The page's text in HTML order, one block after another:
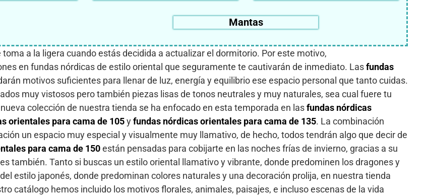
Mantas
a la ligera cuando estás decidida a actualizar el dormitorio. Por este motivo,
en fundas nórdicas de estilo oriental que seguramente te cautivarán de inmediato. Lasfundas
motivos suficientes para llenar de luz, energía y equilibrio ese espacio personal que tanto cuidas.
muy vistosos pero también piezas lisas de tonos neutrales y muy naturales, sea cual fuere tu
colección de nuestra tienda se ha enfocado en esta temporada en lasfundas nórdicas
orientales para cama de 105yfundas nórdicas orientales para cama de 135. La combinación
un espacio muy especial y visualmente muy llamativo, de hecho, todos tendrán algo que decir de
para cama de 150están pensadas para cobijarte en las noches frías de invierno, gracias a su
también. Tanto si buscas un estilo oriental llamativo y vibrante, donde predominen los dragones y
estilo japonés, donde predominan colores naturales y una decoración prolija, en nuestra tienda
catálogo hemos incluido los motivos florales, animales, paisajes, e incluso escenas de la vida